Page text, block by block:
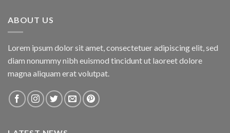
ABOUT US
Lorem ipsum dolor sit amet, consectetuer adipiscing elit, sed
diam nonummy nibh euismod tincidunt ut laoreet dolore
magna aliquam erat volutpat.